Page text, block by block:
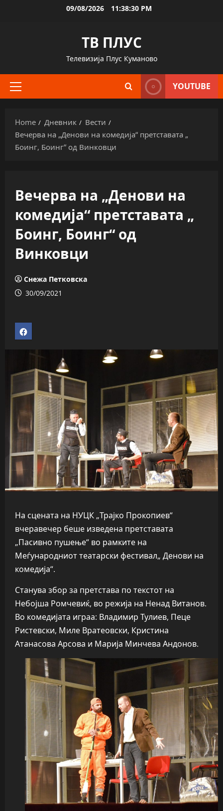
09/08/2026 11:38:31 PM
ТВ ПЛУС
Телевизија Плус Куманово
Primary
YOUTUBE
Home Дневник
Вести
Вечерва на „Денови на комедија“ претставата „
Боинг, Боинг“ од Винковци
Вечерва на „Денови на
комедија“ претставата „
Боинг, Боинг“ од
Винковци
Снежа Петковска
30/09/2021
На сцената на НУЦК „Трајко Прокопиев“
вчеравечер беше изведена претставата
„Пасивно пушење“ во рамките на
Меѓународниот театарски фестивал„ Денови на
комедија“.
Станува збор за претстава по текстот на
Небојша Ромчевиќ, во режија на Ненад Витанов.
Во комедијата играа: Владимир Тулиев, Пеце
Ристевски, Миле Вратеовски, Кристина
Атанасова Арсова и Марија Минчева Андонов.